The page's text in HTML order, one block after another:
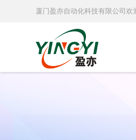
厦门盈亦自动化科技有限公司欢